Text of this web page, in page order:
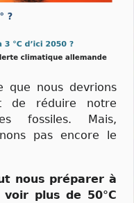
que nous devrions
de réduire notre
fossiles. Mais,
pas encore le
nous préparer à
plus de 50°C